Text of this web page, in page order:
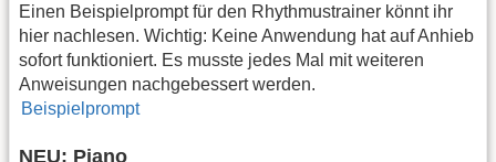
Einen Beispielprompt für den Rhythmustrainer könnt ihr
hier nachlesen. Wichtig: Keine Anwendung hat auf Anhieb
sofort funktioniert. Es musste jedes Mal mit weiteren
Anweisungen nachgebessert werden.
Beispielprompt
NEU: Piano